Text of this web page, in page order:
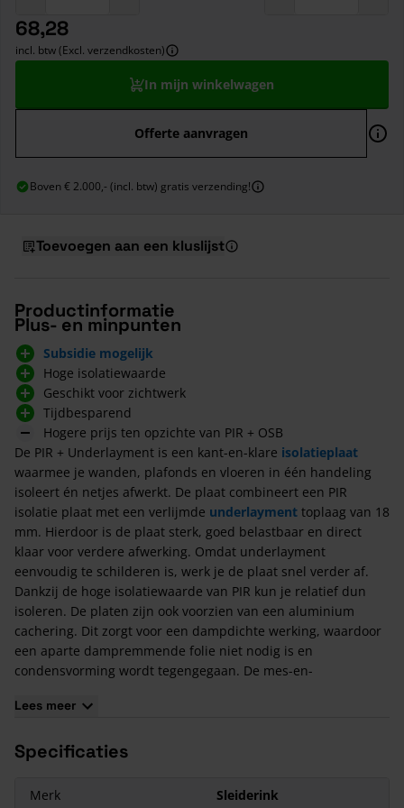
68,28
incl. btw (Excl. verzendkosten)
In mijn winkelwagen
Offerte aanvragen
Boven € 2.000,- (incl. btw) gratis verzending!
Toevoegen aan een kluslijst
Productinformatie
Plus- en minpunten
Subsidie mogelijk
Hoge isolatiewaarde
Geschikt voor zichtwerk
Tijdbesparend
Hogere prijs ten opzichte van PIR + OSB
De PIR + Underlayment is een kant-en-klare isolatieplaat
waarmee je wanden, plafonds en vloeren in één handeling
isoleert én netjes afwerkt. De plaat combineert een PIR
isolatie plaat met een verlijmde underlayment toplaag van 18
mm. Hierdoor is de plaat sterk, goed belastbaar en direct
klaar voor verdere afwerking. Omdat underlayment
eenvoudig te schilderen is, werk je de plaat snel verder af.
Dankzij de hoge isolatiewaarde van PIR kun je relatief dun
isoleren. De platen zijn ook voorzien van een aluminium
cachering. Dit zorgt voor een dampdichte werking, waardoor
een aparte dampremmende folie niet nodig is en
condensvorming wordt tegengegaan. De mes-en-
tussen de platen. Deze PIR + Underlayment plaat heeft een
diktes. Je monteert de isolatiepanelen eenvoudig op een
Lees meer
Specificaties
Merk Sleiderink